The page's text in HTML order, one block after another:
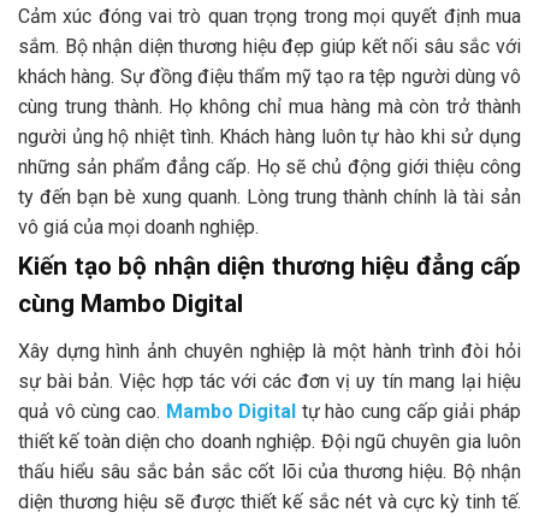
Cảm xúc đóng vai trò quan trọng trong mọi quyết định mua
sắm. Bộ nhận diện thương hiệu đẹp giúp kết nối sâu sắc với
khách hàng. Sự đồng điệu thẩm mỹ tạo ra tệp người dùng vô
cùng trung thành. Họ không chỉ mua hàng mà còn trở thành
người ủng hộ nhiệt tình. Khách hàng luôn tự hào khi sử dụng
những sản phẩm đẳng cấp. Họ sẽ chủ động giới thiệu công
ty đến bạn bè xung quanh. Lòng trung thành chính là tài sản
vô giá của mọi doanh nghiệp.
Kiến tạo bộ nhận diện thương hiệu đẳng cấp
cùng Mambo Digital
Xây dựng hình ảnh chuyên nghiệp là một hành trình đòi hỏi
sự bài bản. Việc hợp tác với các đơn vị uy tín mang lại hiệu
quả vô cùng cao. Mambo Digital tự hào cung cấp giải pháp
thiết kế toàn diện cho doanh nghiệp. Đội ngũ chuyên gia luôn
thấu hiểu sâu sắc bản sắc cốt lõi của thương hiệu. Bộ nhận
diện thương hiệu sẽ được thiết kế sắc nét và cực kỳ tinh tế.